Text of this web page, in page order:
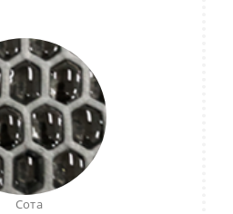
Сота